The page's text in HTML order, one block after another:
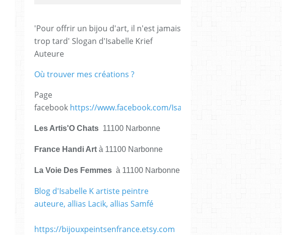
'Pour offrir un bijou d'art, il n'est jamais
trop tard' Slogan d'Isabelle Krief
Auteure
Où trouver mes créations ?
Page
facebook https://www.facebook.com/IsabelleKrief.ArtistePeintre/
Les Artis'O Chats 11100 Narbonne
France Handi Art à 11100 Narbonne
La Voie Des Femmes à 11100 Narbonne
Blog d'Isabelle K artiste peintre
auteure, allias Lacik, allias Samfé
https://bijouxpeintsenfrance.etsy.com